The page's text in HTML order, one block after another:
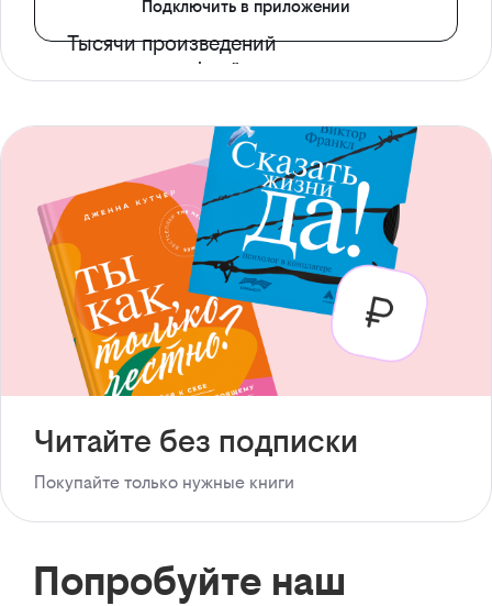
Тысячи произведений
с доступом офлайн
Подключить в приложении
Читайте без подписки
Покупайте только нужные книги
Попробуйте наш